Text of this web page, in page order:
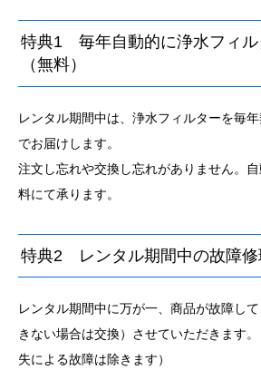
特典1 毎年自動的に浄水フィル
（無料）
レンタル期間中は、浄水フィルターを毎
でお届けします。
注文し忘れや交換し忘れがありません。
料にて承ります。
特典2 レンタル期間中の故障修
レンタル期間中に万が一、商品が故障し
きない場合は交換）させていただきます
失による故障は除きます）